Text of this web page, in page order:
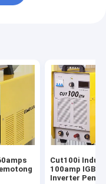
Cut100i
100amp IGBT
Inverter